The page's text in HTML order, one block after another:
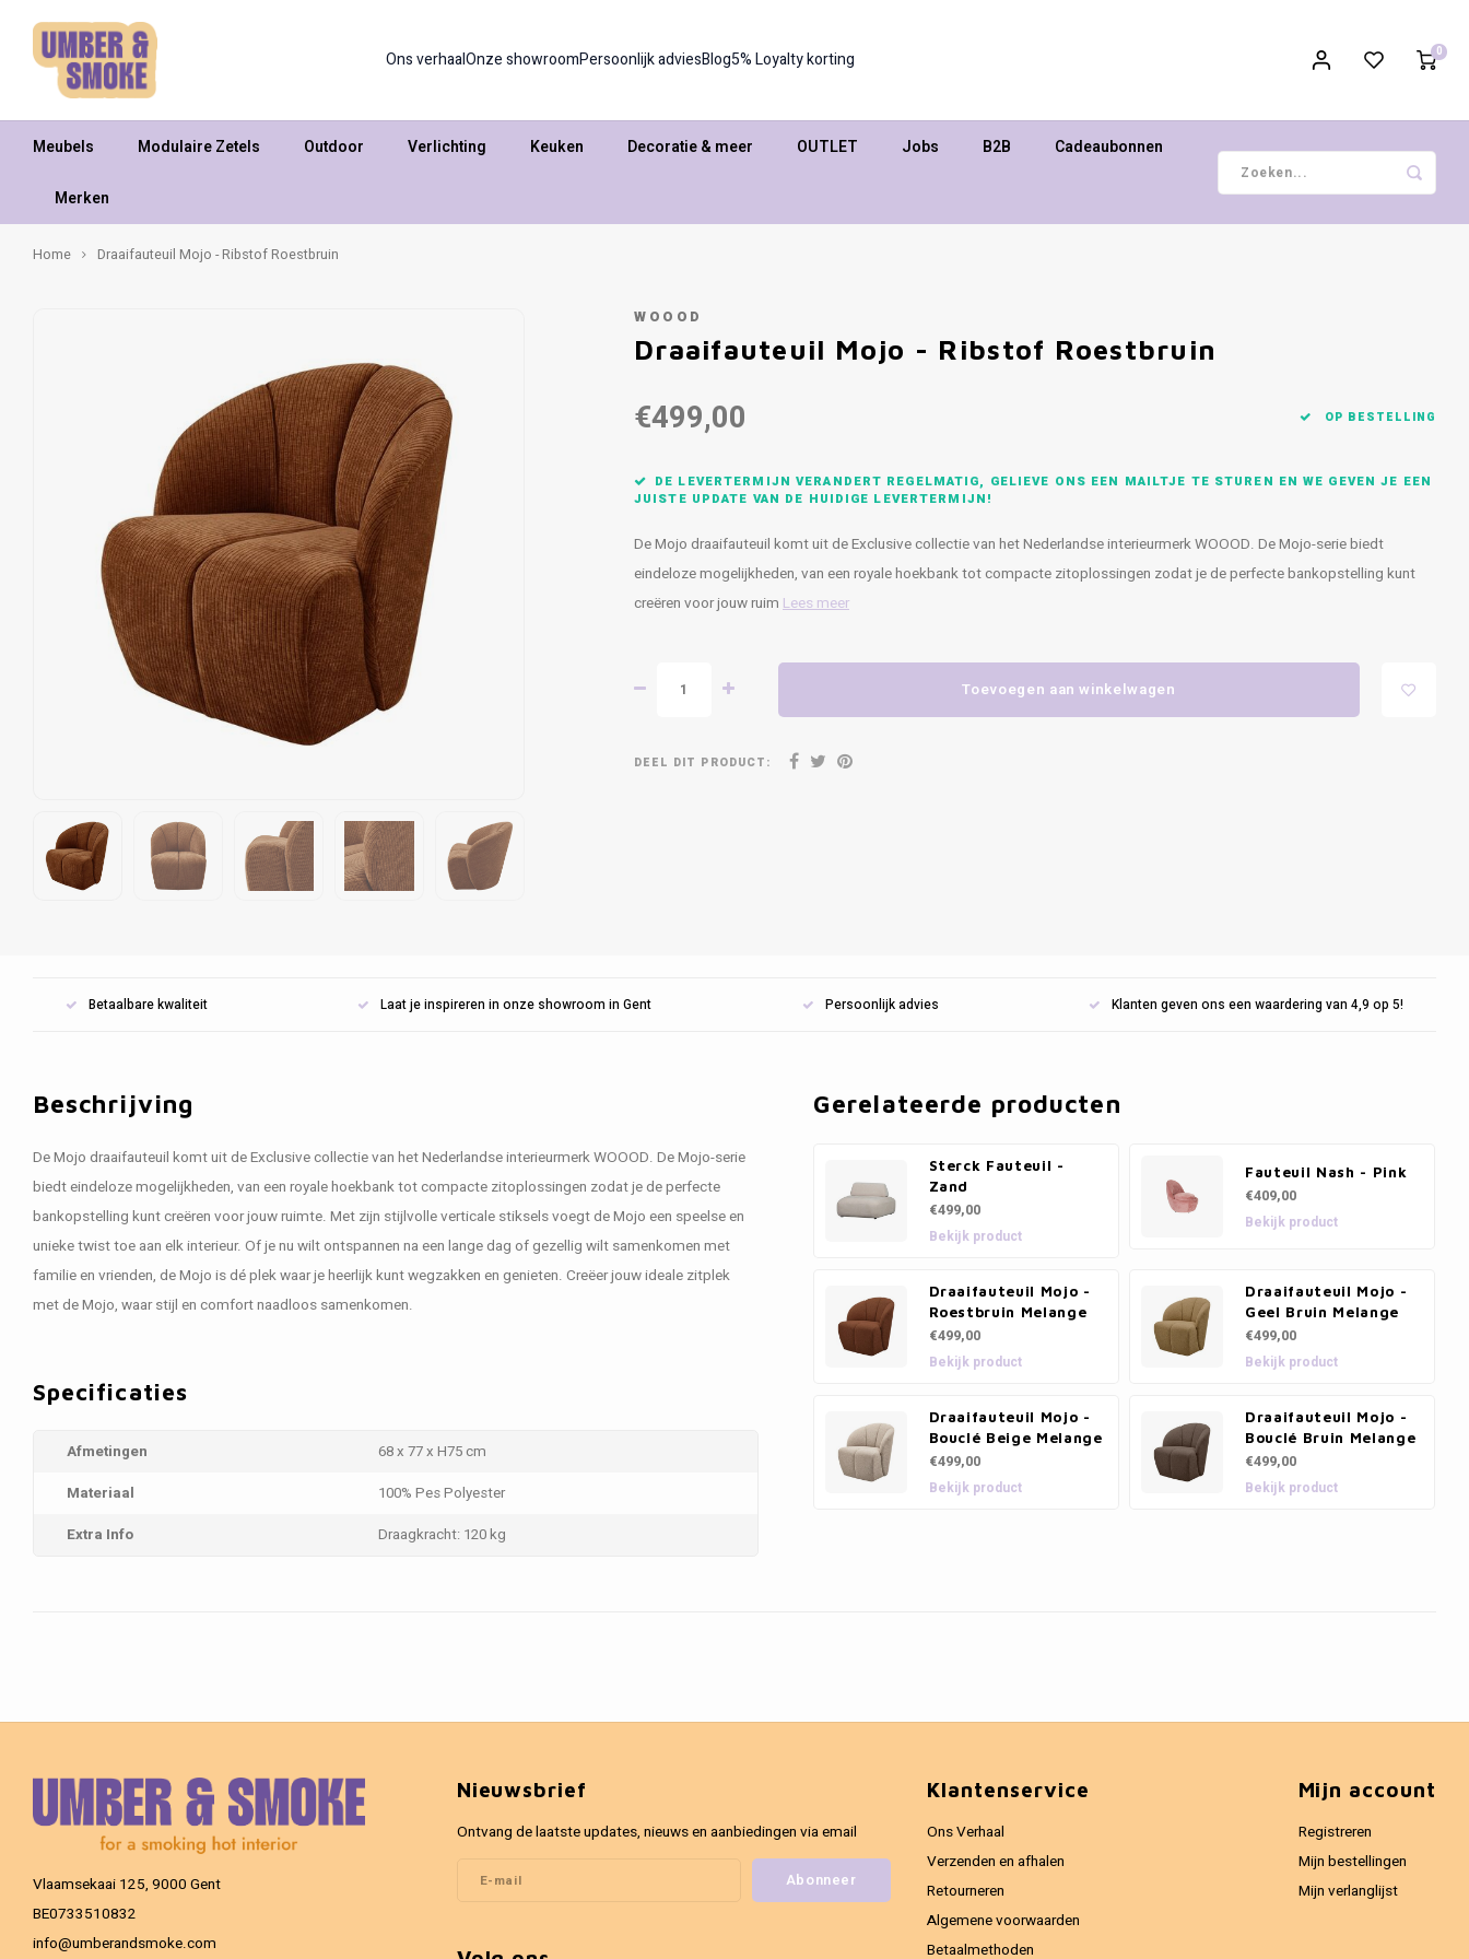
Ons verhaalOnze showroomPersoonlijk adviesBlog5% Loyalty korting 0
Meubels Modulaire Zetels Outdoor Verlichting Keuken Decoratie & meer OUTLET Jobs B2B Cadeaubonnen
Merken
Home Draaifauteuil Mojo - Ribstof Roestbruin
WOOOD
Draaifauteuil Mojo - Ribstof Roestbruin
€499,00 OP BESTELLING
DE LEVERTERMIJN VERANDERT REGELMATIG, GELIEVE ONS EEN MAILTJE TE STUREN EN WE GEVEN JE EEN
JUISTE UPDATE VAN DE HUIDIGE LEVERTERMIJN!
De Mojo draaifauteuil komt uit de Exclusive collectie van het Nederlandse interieurmerk WOOOD. De Mojo-serie biedt
eindeloze mogelijkheden, van een royale hoekbank tot compacte zitoplossingen zodat je de perfecte bankopstelling kunt
creëren voor jouw ruim Lees meer
Toevoegen aan winkelwagen
DEEL DIT PRODUCT:
Betaalbare kwaliteit Laat je inspireren in onze showroom in Gent Persoonlijk advies Klanten geven ons een waardering van 4,9 op 5!
Beschrijving
De Mojo draaifauteuil komt uit de Exclusive collectie van het Nederlandse interieurmerk WOOOD. De Mojo-serie
biedt eindeloze mogelijkheden, van een royale hoekbank tot compacte zitoplossingen zodat je de perfecte
bankopstelling kunt creëren voor jouw ruimte. Met zijn stijlvolle verticale stiksels voegt de Mojo een speelse en
unieke twist toe aan elk interieur. Of je nu wilt ontspannen na een lange dag of gezellig wilt samenkomen met
familie en vrienden, de Mojo is dé plek waar je heerlijk kunt wegzakken en genieten. Creëer jouw ideale zitplek
met de Mojo, waar stijl en comfort naadloos samenkomen.
Specificaties
Afmetingen
68 x 77 x H75 cm
Materiaal
100% Pes Polyester
Extra Info
Draagkracht: 120 kg
Gerelateerde producten
Sterck Fauteuil -
Zand
€499,00
Bekijk product
Fauteuil Nash - Pink
€409,00
Bekijk product
Draaifauteuil Mojo -
Roestbruin Melange
€499,00
Bekijk product
Draaifauteuil Mojo -
Geel Bruin Melange
€499,00
Bekijk product
Draaifauteuil Mojo -
Bouclé Beige Melange
€499,00
Bekijk product
Draaifauteuil Mojo -
Bouclé Bruin Melange
€499,00
Bekijk product
Vlaamsekaai 125, 9000 Gent
BE0733510832
info@umberandsmoke.com
Nieuwsbrief
Ontvang de laatste updates, nieuws en aanbiedingen via email
Abonneer
Klantenservice
Ons Verhaal
Verzenden en afhalen
Retourneren
Algemene voorwaarden
Betaalmethoden
Mijn account
Registreren
Mijn bestellingen
Mijn verlanglijst